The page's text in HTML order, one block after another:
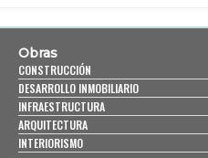
Obras
CONSTRUCCIÓN
DESARROLLO INMOBILIARIO
INFRAESTRUCTURA
ARQUITECTURA
INTERIORISMO